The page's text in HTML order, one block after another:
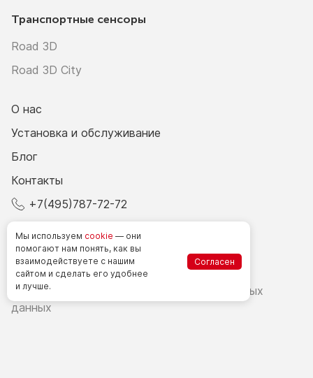
Транспортные сенсоры
Road 3D
Road 3D City
О нас
Установка и обслуживание
Блог
Контакты
+7(495)787-72-72
Счетчики посетителей в РФ
Политика в области обработки персональных
данных
Мы используем cookie — они
помогают нам понять, как вы
взаимодействуете с нашим
сайтом и сделать его удобнее
и лучше.
Согласен